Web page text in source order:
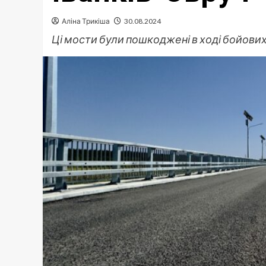
Аліна Трикіша 30.08.2024
Ці мости були пошкоджені в ході бойових